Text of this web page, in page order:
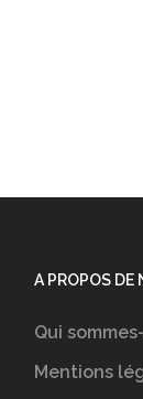
A PROPOS DE
Qui
Mentions